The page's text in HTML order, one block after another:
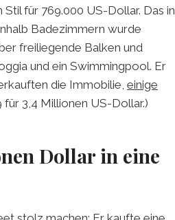
für 769.000 US-Dollar. Das in
Badezimmern wurde
freiliegende Balken und
und ein Swimmingpool. Er
die Immobilie, einige
3,4 Millionen US-Dollar.)
Dollar in eine